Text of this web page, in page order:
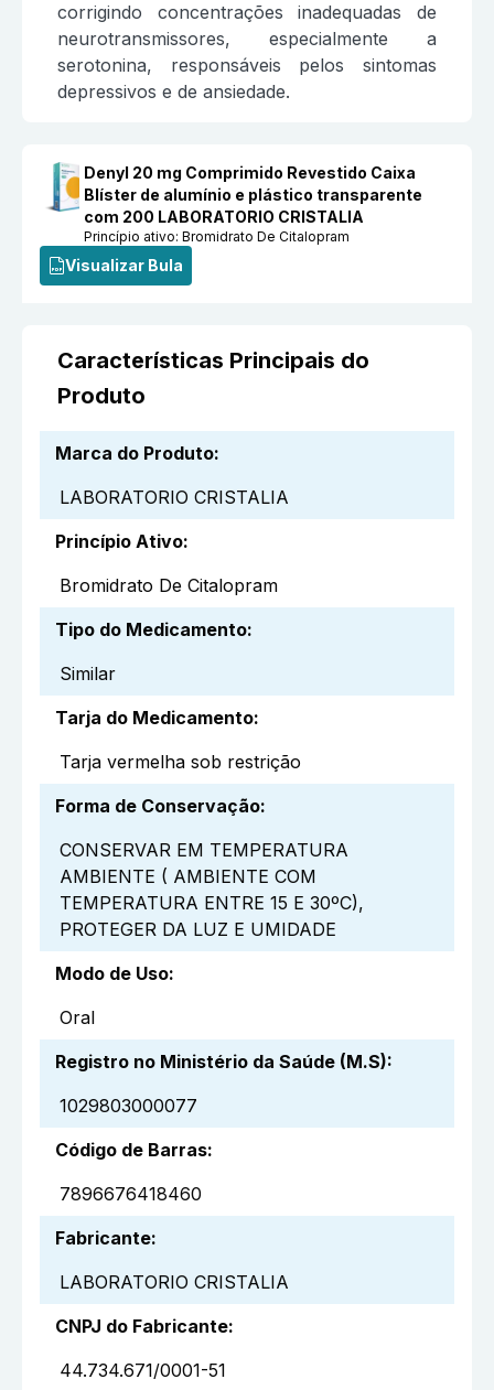
corrigindo concentrações inadequadas de
neurotransmissores, especialmente a
serotonina, responsáveis pelos sintomas
depressivos e de ansiedade.
Denyl 20 mg Comprimido Revestido Caixa
Blíster de alumínio e plástico transparente
com 200 LABORATORIO CRISTALIA
Princípio ativo:Bromidrato De Citalopram
Visualizar Bula
Características Principais do
Produto
Marca do Produto:
LABORATORIO CRISTALIA
Princípio Ativo:
Bromidrato De Citalopram
Tipo do Medicamento:
Similar
Tarja do Medicamento:
Tarja vermelha sob restrição
Forma de Conservação:
CONSERVAR EM TEMPERATURA
AMBIENTE ( AMBIENTE COM
TEMPERATURA ENTRE 15 E 30ºC),
PROTEGER DA LUZ E UMIDADE
Modo de Uso:
Oral
Registro no Ministério da Saúde (M.S):
1029803000077
Código de Barras:
7896676418460
Fabricante:
LABORATORIO CRISTALIA
CNPJ do Fabricante:
44.734.671/0001-51